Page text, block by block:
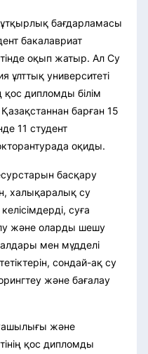
бағдарламасы
бакалавриат
оқып жатыр. Ал Су
университеті
қос дипломды білім
барған 15
11 студент
оқиды.
басқару
халықаралық су
суға
және оларды шешу
мен мүдделі
сондай-ақ су
және бағалау
және
қос дипломды